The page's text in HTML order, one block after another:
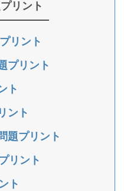
リント
リント
プリント
ト
ント
題プリント
リント
ト